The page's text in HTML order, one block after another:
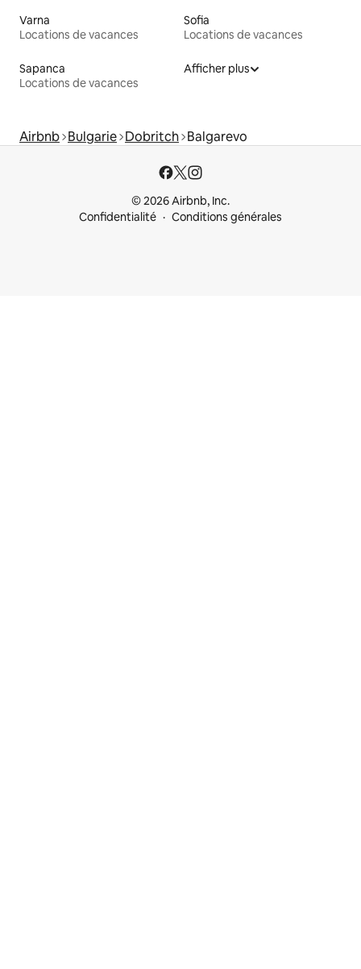
Varna
Locations de vacances
Sofia
Locations de vacances
Sapanca
Locations de vacances
Afficher plus
Airbnb Bulgarie Dobritch Balgarevo
© 2026 Airbnb, Inc.
Confidentialité
Conditions générales